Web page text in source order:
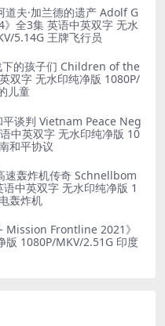
夫·加兰德的遗产 Adolf G
全3集 英语中英双字 无水
5.14G 王牌飞行员
下的孩子们 Children of the
双字 无水印纯净版 1080P/
儿童
平谈判 Vietnam Peace Neg
中英双字 无水印纯净版 10
和平协议
速轰炸机传奇 Schnellbom
中英双字 无水印纯净版 1
轰炸机
Mission Frontline 2021》
版 1080P/MKV/2.51G 印度